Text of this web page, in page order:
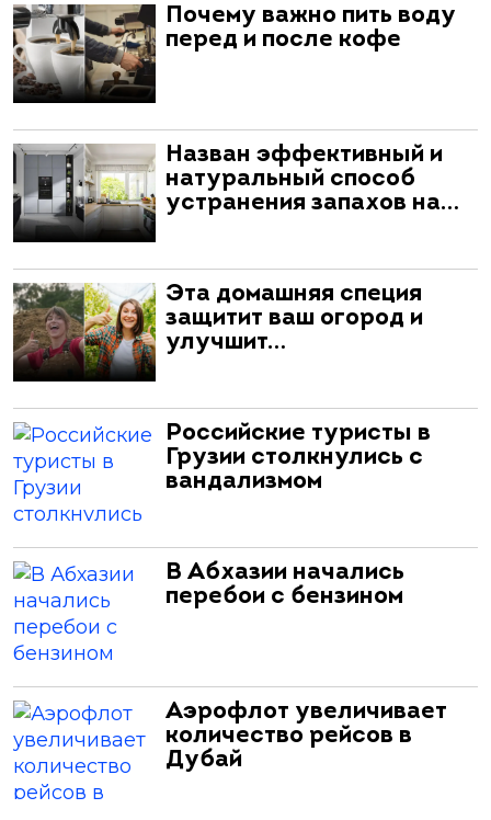
Почему важно пить воду
перед и после кофе
Назван эффективный и
натуральный способ
устранения запахов на…
Эта домашняя специя
защитит ваш огород и
улучшит…
Российские туристы в
Грузии столкнулись с
вандализмом
В Абхазии начались
перебои с бензином
Аэрофлот увеличивает
количество рейсов в
Дубай